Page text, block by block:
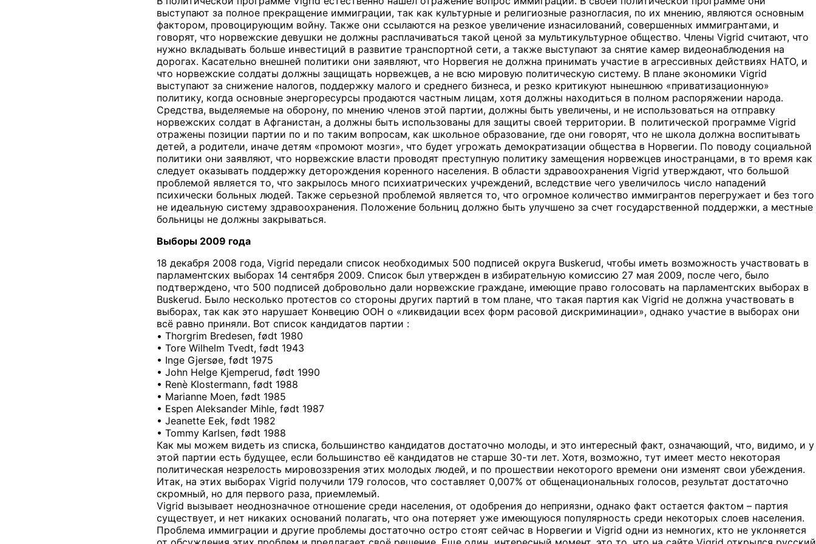
выступают за полное прекращение иммиграции, так как культурные и религиозные разногласия, по их мнению, являются основным
фактором, провоцирующим войну. Также они ссылаются на резкое увеличение изнасилований, совершенных иммигрантами, и
говорят, что норвежские девушки не должны расплачиваться такой ценой за мультикультурное общество. Члены Vigrid считают, что
нужно вкладывать больше инвестиций в развитие транспортной сети, а также выступают за снятие камер видеонаблюдения на
дорогах. Касательно внешней политики они заявляют, что Норвегия не должна принимать участие в агрессивных действиях НАТО, и
что норвежские солдаты должны защищать норвежцев, а не всю мировую политическую систему. В плане экономики Vigrid
выступают за снижение налогов, поддержку малого и среднего бизнеса, и резко критикуют нынешнюю «приватизационную»
политику, когда основные энергоресурсы продаются частным лицам, хотя должны находиться в полном распоряжении народа.
Средства, выделяемые на оборону, по мнению членов этой партии, должны быть увеличены, и не использоваться на отправку
норвежских солдат в Афганистан, а должны быть использованы для защиты своей территории. В политической программе Vigrid
отражены позиции партии по и по таким вопросам, как школьное образование, где они говорят, что не школа должна воспитывать
детей, а родители, иначе детям «промоют мозги», что будет угрожать демократизации общества в Норвегии. По поводу социальной
политики они заявляют, что норвежские власти проводят преступную политику замещения норвежцев иностранцами, в то время как
следует оказывать поддержку деторождения коренного населения. В области здравоохранения Vigrid утверждают, что большой
проблемой является то, что закрылось много психиатрических учреждений, вследствие чего увеличилось число нападений
психически больных людей. Также серьезной проблемой является то, что огромное количество иммигрантов перегружает и без того
не идеальную систему здравоохранения. Положение больниц должно быть улучшено за счет государственной поддержки, а местные
больницы не должны закрываться.
Выборы 2009 года
18 декабря 2008 года, Vigrid передали список необходимых 500 подписей округа Buskerud, чтобы иметь возможность участвовать в
парламентских выборах 14 сентября 2009. Список был утвержден в избирательную комиссию 27 мая 2009, после чего, было
подтверждено, что 500 подписей добровольно дали норвежские граждане, имеющие право голосовать на парламентских выборах в
Buskerud. Было несколько протестов со стороны других партий в том плане, что такая партия как Vigrid не должна участвовать в
выборах, так как это нарушает Конвецию ООН о «ликвидации всех форм расовой дискриминации», однако участие в выборах они
всё равно приняли. Вот список кандидатов партии :
• Thorgrim Bredesen, født 1980
• Tore Wilhelm Tvedt, født 1943
• Inge Gjersøe, født 1975
• John Helge Kjemperud, født 1990
• Renè Klostermann, født 1988
• Marianne Moen, født 1985
• Espen Aleksander Mihle, født 1987
• Jeanette Eek, født 1982
• Tommy Karlsen, født 1988
Как мы можем видеть из списка, большинство кандидатов достаточно молоды, и это интересный факт, означающий, что, видимо, и у
этой партии есть будущее, если большинство её кандидатов не старше 30-ти лет. Хотя, возможно, тут имеет место некоторая
политическая незрелость мировоззрения этих молодых людей, и по прошествии некоторого времени они изменят свои убеждения.
Итак, на этих выборах Vigrid получили 179 голосов, что составляет 0,007% от общенациональных голосов, результат достаточно
скромный, но для первого раза, приемлемый.
Vigrid вызывает неоднозначное отношение среди населения, от одобрения до неприязни, однако факт остается фактом – партия
существует, и нет никаких оснований полагать, что она потеряет уже имеющуюся популярность среди некоторых слоев населения.
Проблема иммиграции и другие проблемы достаточно остро стоят сейчас в Норвегии и Vigrid одни из немногих, кто не уклоняется